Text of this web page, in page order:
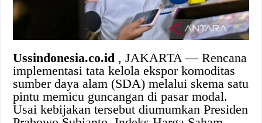
Ussindonesia.co.id , JAKARTA — Rencana
implementasi tata kelola ekspor komoditas
sumber daya alam (SDA) melalui skema satu
pintu memicu guncangan di pasar modal.
Usai kebijakan tersebut diumumkan Presiden